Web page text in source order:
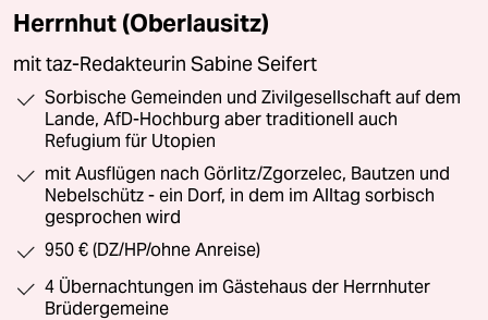
Herrnhut (Oberlausitz)
mit taz-Redakteurin Sabine Seifert
Sorbische Gemeinden und Zivilgesellschaft auf dem
Lande, AfD-Hochburg aber traditionell auch
Refugium für Utopien
mit Ausflügen nach Görlitz/Zgorzelec, Bautzen und
Nebelschütz - ein Dorf, in dem im Alltag sorbisch
gesprochen wird
950 € (DZ/HP/ohne Anreise)
4 Übernachtungen im Gästehaus der Herrnhuter
Brüdergemeine